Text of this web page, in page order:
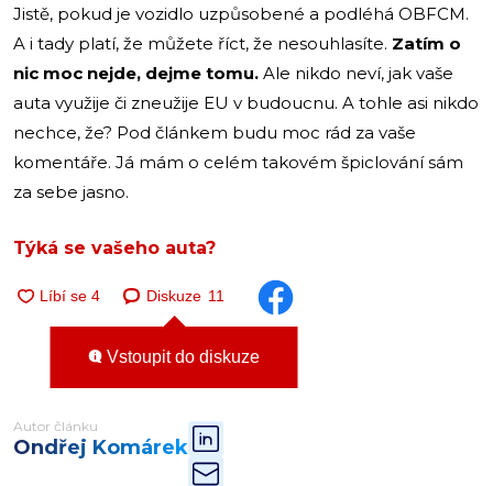
Jistě, pokud je vozidlo uzpůsobené a podléhá OBFCM.
A i tady platí, že můžete říct, že nesouhlasíte. Zatím o
nic moc nejde, dejme tomu. Ale nikdo neví, jak vaše
auta využije či zneužije EU v budoucnu. A tohle asi nikdo
nechce, že? Pod článkem budu moc rád za vaše
komentáře. Já mám o celém takovém špiclování sám
za sebe jasno.
Týká se vašeho auta?
Diskuze 11
Vstoupit do diskuze
Autor článku
Ondřej Komárek